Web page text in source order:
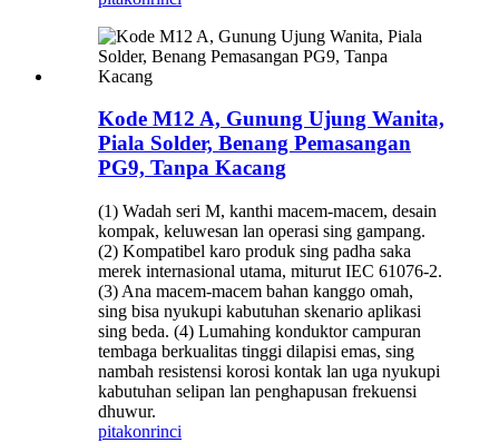
Kode M12 A, Gunung Ujung Wanita,
Piala Solder, Benang Pemasangan
PG9, Tanpa Kacang
(1) Wadah seri M, kanthi macem-macem, desain
kompak, keluwesan lan operasi sing gampang.
(2) Kompatibel karo produk sing padha saka
merek internasional utama, miturut IEC 61076-2.
(3) Ana macem-macem bahan kanggo omah,
sing bisa nyukupi kabutuhan skenario aplikasi
sing beda. (4) Lumahing konduktor campuran
tembaga berkualitas tinggi dilapisi emas, sing
nambah resistensi korosi kontak lan uga nyukupi
kabutuhan selipan lan penghapusan frekuensi
dhuwur.
pitakonrinci